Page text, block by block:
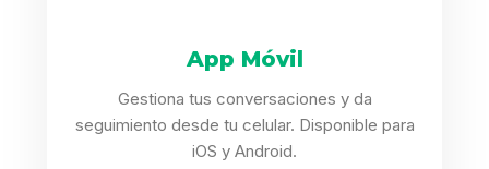
App Móvil
Gestiona tus conversaciones y da
seguimiento desde tu celular. Disponible para
iOS y Android.